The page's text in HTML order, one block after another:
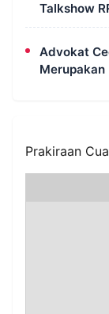
Talkshow
Pidana
Advokat
Merupakan
Prakiraan